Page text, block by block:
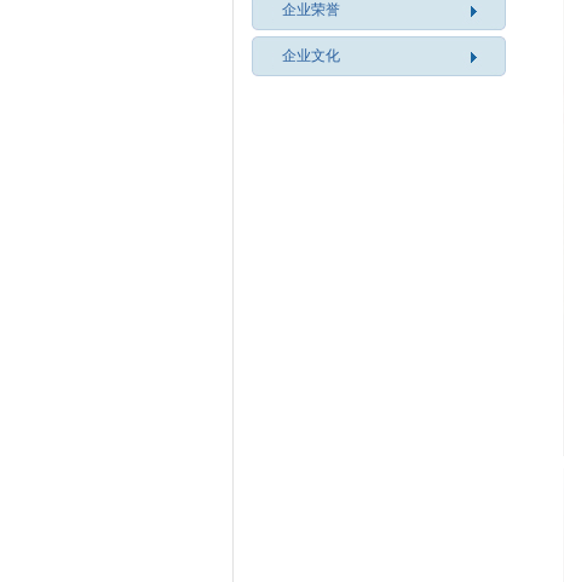
企业荣誉
企业文化